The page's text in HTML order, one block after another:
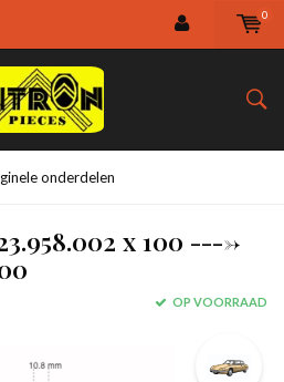
0
onderdelen
x 100 ---->
OP VOORRAAD